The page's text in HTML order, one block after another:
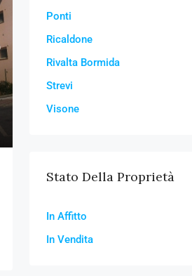
Ponti
Ricaldone
Rivalta Bormida
Strevi
Visone
Stato Della Proprietà
In Affitto
In Vendita